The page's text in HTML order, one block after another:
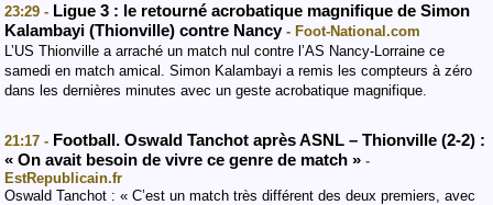
23:29 - Ligue 3 : le retourné acrobatique magnifique de Simon
Kalambayi (Thionville) contre Nancy - Foot-National.com
L’US Thionville a arraché un match nul contre l’AS Nancy-Lorraine ce
samedi en match amical. Simon Kalambayi a remis les compteurs à zéro
dans les dernières minutes avec un geste acrobatique magnifique.
21:17 - Football. Oswald Tanchot après ASNL – Thionville (2-2) :
« On avait besoin de vivre ce genre de match » -
EstRepublicain.fr
Oswald Tanchot : « C’est un match très différent des deux premiers, avec